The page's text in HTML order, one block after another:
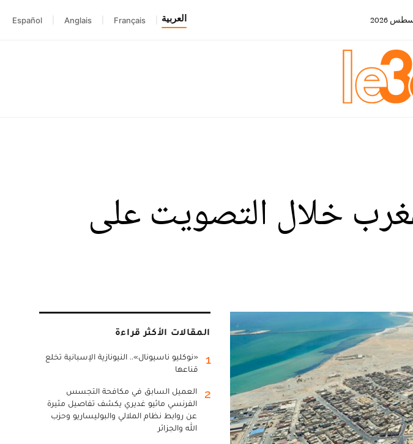
2026 العربية Français
Anglais
Español
خلال التصويت على
المقالات الأكثر قراءة
1
«نوكليو ناسيونال».. النيونازية الإسبانية تخلع
قناعها
2
العميل السابق في مكافحة التجسس
الفرنسي ماثيو غديري يكشف تفاصيل مثيرة
عن روابط نظام الملالي والبوليساريو وحزب
الله والجزائر